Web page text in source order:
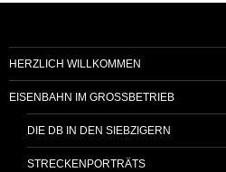
HERZLICH WILLKOMMEN
EISENBAHN IM GROSSBETRIEB
DIE DB IN DEN SIEBZIGERN
STRECKENPORTRÄTS